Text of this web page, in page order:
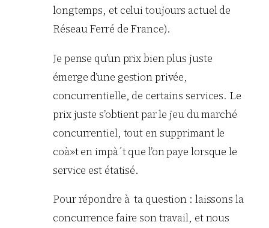
longtemps, et celui toujours actuel de
Réseau Ferré de France).
Je pense qu’un prix bien plus juste
émerge d’une gestion privée,
concurrentielle, de certains services. Le
prix juste s’obtient par le jeu du marché
concurrentiel, tout en supprimant le
coà»t en impà´t que l’on paye lorsque le
service est étatisé.
Pour répondre à ta question : laissons la
concurrence faire son travail, et nous